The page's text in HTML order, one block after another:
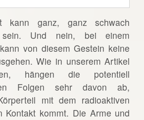
kann ganz, ganz schwach
sein. Und nein, bei einem
von diesem Gestein keine
Wie in unserem Artikel
hängen die potentiell
Folgen sehr davon ab,
mit dem radioaktiven
Kontakt kommt. Die Arme und